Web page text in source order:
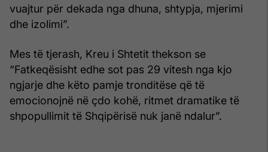
vuajtur për dekada nga dhuna, shtypja, mjerimi
dhe izolimi”.
Mes të tjerash, Kreu i Shtetit thekson se
“Fatkeqësisht edhe sot pas 29 vitesh nga kjo
ngjarje dhe këto pamje tronditëse që të
emocionojnë në çdo kohë, ritmet dramatike të
shpopullimit të Shqipërisë nuk janë ndalur”.